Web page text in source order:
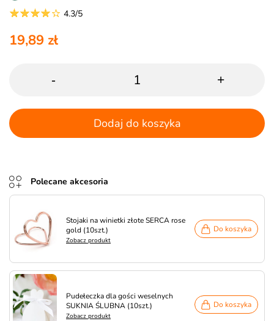
4.3/5
19,89 zł
- +
Dodaj do koszyka
Polecane akcesoria
Stojaki na winietki złote SERCA rose
gold (10szt.)
Zobacz produkt
Do koszyka
Pudełeczka dla gości weselnych
SUKNIA ŚLUBNA (10szt.)
Zobacz produkt
Do koszyka